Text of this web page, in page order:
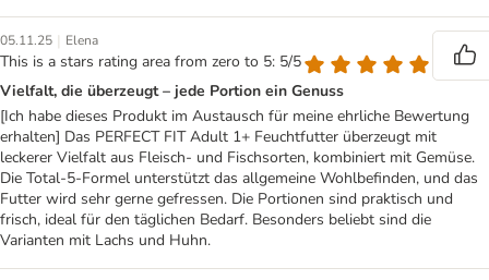
05.11.25 | Elena
This is a stars rating area from zero to 5: 5/5
Vielfalt, die überzeugt – jede Portion ein Genuss
[Ich habe dieses Produkt im Austausch für meine ehrliche Bewertung
erhalten] Das PERFECT FIT Adult 1+ Feuchtfutter überzeugt mit
leckerer Vielfalt aus Fleisch- und Fischsorten, kombiniert mit Gemüse.
Die Total-5-Formel unterstützt das allgemeine Wohlbefinden, und das
Futter wird sehr gerne gefressen. Die Portionen sind praktisch und
frisch, ideal für den täglichen Bedarf. Besonders beliebt sind die
Varianten mit Lachs und Huhn.